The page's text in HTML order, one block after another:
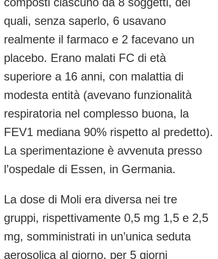
quali, senza saperlo, 6 usavano
realmente il farmaco e 2 facevano un
placebo. Erano malati FC di età
superiore a 16 anni, con malattia di
modesta entità (avevano funzionalità
respiratoria nel complesso buona, la
FEV1 mediana 90% rispetto al predetto).
La sperimentazione è avvenuta presso
l’ospedale di Essen, in Germania.
La dose di Moli era diversa nei tre
gruppi, rispettivamente 0,5 mg 1,5 e 2,5
mg, somministrati in un’unica seduta
aerosolica al giorno, per 5 giorni